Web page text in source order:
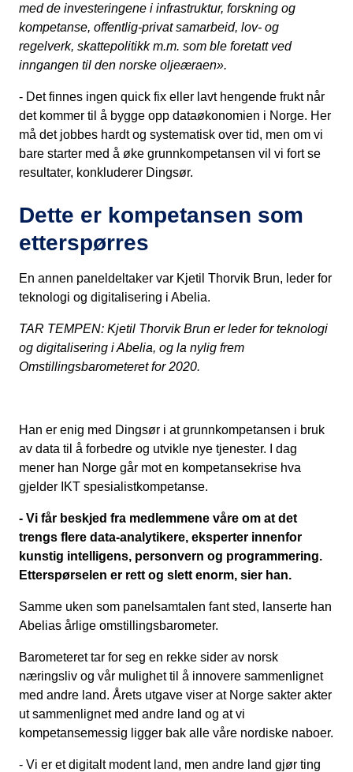
med de investeringene i infrastruktur, forskning og
kompetanse, offentlig-privat samarbeid, lov- og
regelverk, skattepolitikk m.m. som ble foretatt ved
inngangen til den norske oljeæraen».
- Det finnes ingen quick fix eller lavt hengende frukt når
det kommer til å bygge opp dataøkonomien i Norge. Her
må det jobbes hardt og systematisk over tid, men om vi
bare starter med å øke grunnkompetansen vil vi fort se
resultater, konkluderer Dingsør.
Dette er kompetansen som
etterspørres
En annen paneldeltaker var Kjetil Thorvik Brun, leder for
teknologi og digitalisering i Abelia.
TAR TEMPEN: Kjetil Thorvik Brun er leder for teknologi
og digitalisering i Abelia, og la nylig frem
Omstillingsbarometeret for 2020.
Han er enig med Dingsør i at grunnkompetansen i bruk
av data til å forbedre og utvikle nye tjenester. I dag
mener han Norge går mot en kompetansekrise hva
gjelder IKT spesialistkompetanse.
- Vi får beskjed fra medlemmene våre om at det
trengs flere data-analytikere, eksperter innenfor
kunstig intelligens, personvern og programmering.
Etterspørselen er rett og slett enorm, sier han.
Samme uken som panelsamtalen fant sted, lanserte han
Abelias årlige omstillingsbarometer.
Barometeret tar for seg en rekke sider av norsk
næringsliv og vår mulighet til å innovere sammenlignet
med andre land. Årets utgave viser at Norge sakter akter
ut sammenlignet med andre land og at vi
kompetansemessig ligger bak alle våre nordiske naboer.
- Vi er et digitalt modent land, men andre land gjør ting